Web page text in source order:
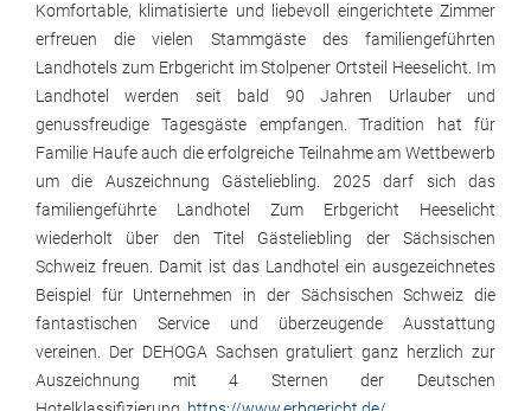
Komfortable, klimatisierte und liebevoll eingerichtete Zimmer
erfreuen die vielen Stammgäste des familiengeführten
Landhotels zum Erbgericht im Stolpener Ortsteil Heeselicht. Im
Landhotel werden seit bald 90 Jahren Urlauber und
genussfreudige Tagesgäste empfangen. Tradition hat für
Familie Haufe auch die erfolgreiche Teilnahme am Wettbewerb
um die Auszeichnung Gästeliebling. 2025 darf sich das
familiengeführte Landhotel Zum Erbgericht Heeselicht
wiederholt über den Titel Gästeliebling der Sächsischen
Schweiz freuen. Damit ist das Landhotel ein ausgezeichnetes
Beispiel für Unternehmen in der Sächsischen Schweiz die
fantastischen Service und überzeugende Ausstattung
vereinen. Der DEHOGA Sachsen gratuliert ganz herzlich zur
Auszeichnung mit 4 Sternen der Deutschen